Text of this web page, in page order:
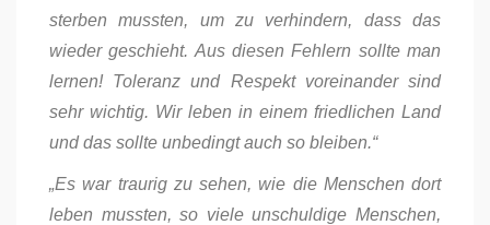
sterben mussten, um zu verhindern, dass das
wieder geschieht. Aus diesen Fehlern sollte man
lernen! Toleranz und Respekt voreinander sind
sehr wichtig. Wir leben in einem friedlichen Land
und das sollte unbedingt auch so bleiben.“
„Es war traurig zu sehen, wie die Menschen dort
leben mussten, so viele unschuldige Menschen,